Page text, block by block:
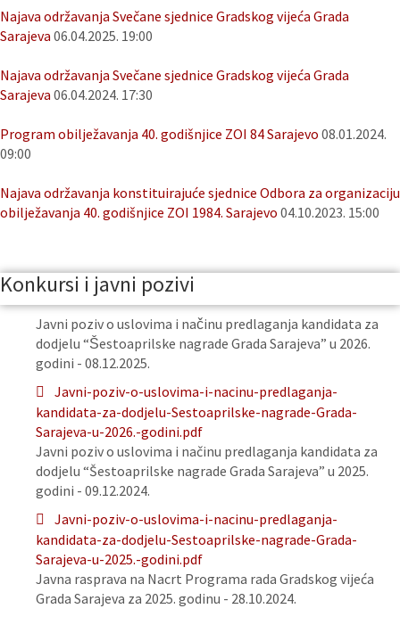
Najava održavanja Svečane sjednice Gradskog vijeća Grada
Sarajeva 06.04.2025. 19:00
Najava održavanja Svečane sjednice Gradskog vijeća Grada
Sarajeva 06.04.2024. 17:30
Program obilježavanja 40. godišnjice ZOI 84 Sarajevo 08.01.2024.
09:00
Najava održavanja konstituirajuće sjednice Odbora za organizaciju
obilježavanja 40. godišnjice ZOI 1984. Sarajevo 04.10.2023. 15:00
Konkursi i javni pozivi
Javni poziv o uslovima i načinu predlaganja kandidata za
dodjelu “Šestoaprilske nagrade Grada Sarajeva” u 2026.
godini - 08.12.2025.
Javni-poziv-o-uslovima-i-nacinu-predlaganja-
kandidata-za-dodjelu-Sestoaprilske-nagrade-Grada-
Sarajeva-u-2026.-godini.pdf
Javni poziv o uslovima i načinu predlaganja kandidata za
dodjelu “Šestoaprilske nagrade Grada Sarajeva” u 2025.
godini - 09.12.2024.
Javni-poziv-o-uslovima-i-nacinu-predlaganja-
kandidata-za-dodjelu-Sestoaprilske-nagrade-Grada-
Sarajeva-u-2025.-godini.pdf
Javna rasprava na Nacrt Programa rada Gradskog vijeća
Grada Sarajeva za 2025. godinu - 28.10.2024.